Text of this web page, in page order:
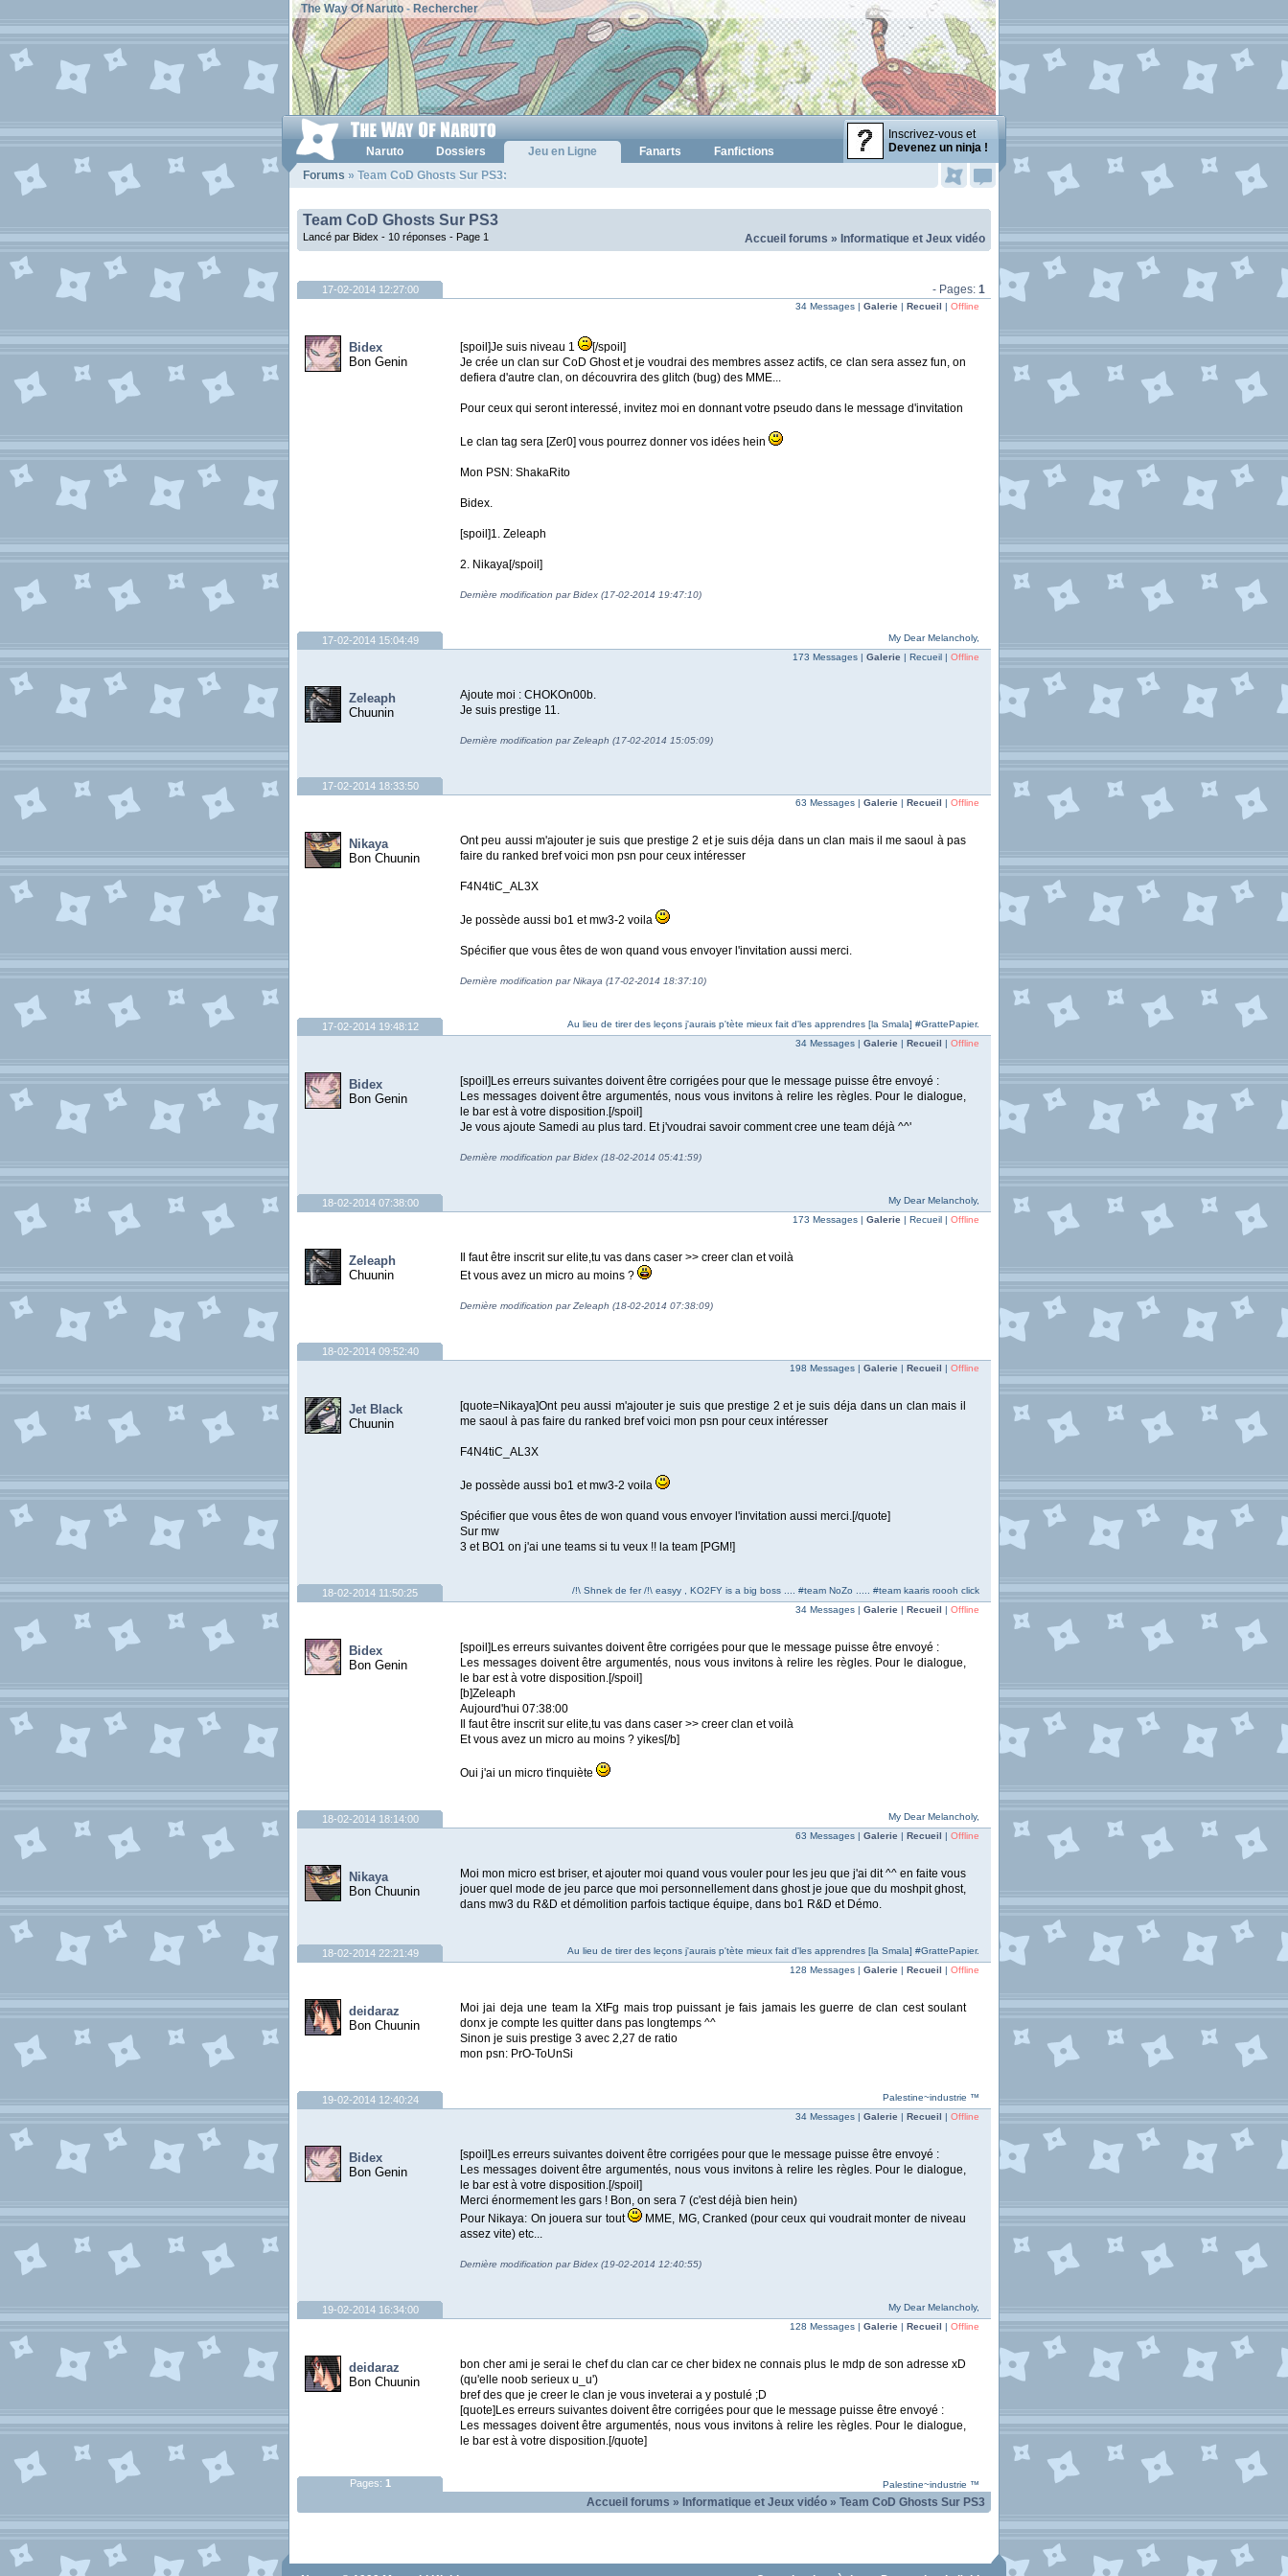
The Way Of Naruto- Rechercher
Inscrivez-vous et
Devenez un ninja !
Naruto Dossiers Jeu en Ligne Fanarts
Fanfictions
Forums » Team CoD Ghosts Sur PS3:
Team CoD Ghosts Sur PS3
Accueil forums » Informatique et Jeux vidéo
Lancé par Bidex - 10 réponses - Page 1
- Pages: 1
17-02-2014 12:27:00
Bidex
Bon Genin
34 Messages | Galerie | Recueil | Offline
[spoil]Je suis niveau 1
[/spoil]
Je crée un clan sur CoD Ghost et je voudrai des membres assez actifs, ce clan sera assez fun, on
defiera d'autre clan, on découvrira des glitch (bug) des MME...
Pour ceux qui seront interessé, invitez moi en donnant votre pseudo dans le message d'invitation
Le clan tag sera [Zer0] vous pourrez donner vos idées hein
Mon PSN: ShakaRito
Bidex.
[spoil]1. Zeleaph
2. Nikaya[/spoil]
Dernière modification par Bidex (17-02-2014 19:47:10)
My Dear Melancholy,
17-02-2014 15:04:49
Zeleaph
Chuunin
173 Messages | Galerie | Recueil | Offline
Ajoute moi : CHOKOn00b.
Je suis prestige 11.
Dernière modification par Zeleaph (17-02-2014 15:05:09)
17-02-2014 18:33:50
Nikaya
Bon Chuunin
63 Messages | Galerie | Recueil | Offline
Ont peu aussi m'ajouter je suis que prestige 2 et je suis déja dans un clan mais il me saoul à pas
faire du ranked bref voici mon psn pour ceux intéresser
F4N4tiC_AL3X
Je possède aussi bo1 et mw3-2 voila
Spécifier que vous êtes de won quand vous envoyer l'invitation aussi merci.
Dernière modification par Nikaya (17-02-2014 18:37:10)
Au lieu de tirer des leçons j'aurais p'tète mieux fait d'les apprendres [la Smala] #GrattePapier.
17-02-2014 19:48:12
Bidex
Bon Genin
34 Messages | Galerie | Recueil | Offline
[spoil]Les erreurs suivantes doivent être corrigées pour que le message puisse être envoyé :
Les messages doivent être argumentés, nous vous invitons à relire les règles. Pour le dialogue,
le bar est à votre disposition.[/spoil]
Je vous ajoute Samedi au plus tard. Et j'voudrai savoir comment cree une team déjà ^^'
Dernière modification par Bidex (18-02-2014 05:41:59)
My Dear Melancholy,
18-02-2014 07:38:00
Zeleaph
Chuunin
173 Messages | Galerie | Recueil | Offline
Il faut être inscrit sur elite,tu vas dans caser >> creer clan et voilà
Et vous avez un micro au moins ?
Dernière modification par Zeleaph (18-02-2014 07:38:09)
18-02-2014 09:52:40
Jet Black
Chuunin
198 Messages | Galerie | Recueil | Offline
[quote=Nikaya]Ont peu aussi m'ajouter je suis que prestige 2 et je suis déja dans un clan mais il
me saoul à pas faire du ranked bref voici mon psn pour ceux intéresser
F4N4tiC_AL3X
Je possède aussi bo1 et mw3-2 voila
Spécifier que vous êtes de won quand vous envoyer l'invitation aussi merci.[/quote]
Sur mw
3 et BO1 on j'ai une teams si tu veux !! la team [PGM!]
/!\ Shnek de fer /!\ easyy , KO2FY is a big boss .... #team NoZo ..... #team kaaris roooh click
18-02-2014 11:50:25
Bidex
Bon Genin
34 Messages | Galerie | Recueil | Offline
[spoil]Les erreurs suivantes doivent être corrigées pour que le message puisse être envoyé :
Les messages doivent être argumentés, nous vous invitons à relire les règles. Pour le dialogue,
le bar est à votre disposition.[/spoil]
[b]Zeleaph
Aujourd'hui 07:38:00
Il faut être inscrit sur elite,tu vas dans caser >> creer clan et voilà
Et vous avez un micro au moins ? yikes[/b]
Oui j'ai un micro t'inquiète
My Dear Melancholy,
18-02-2014 18:14:00
Nikaya
Bon Chuunin
63 Messages | Galerie | Recueil | Offline
Moi mon micro est briser, et ajouter moi quand vous vouler pour les jeu que j'ai dit ^^ en faite vous
jouer quel mode de jeu parce que moi personnellement dans ghost je joue que du moshpit ghost,
dans mw3 du R&D et démolition parfois tactique équipe, dans bo1 R&D et Démo.
Au lieu de tirer des leçons j'aurais p'tète mieux fait d'les apprendres [la Smala] #GrattePapier.
18-02-2014 22:21:49
deidaraz
Bon Chuunin
128 Messages | Galerie | Recueil | Offline
Moi jai deja une team la XtFg mais trop puissant je fais jamais les guerre de clan cest soulant
donx je compte les quitter dans pas longtemps ^^
Sinon je suis prestige 3 avec 2,27 de ratio
mon psn: PrO-ToUnSi
Palestine~industrie ™
19-02-2014 12:40:24
Bidex
Bon Genin
34 Messages | Galerie | Recueil | Offline
[spoil]Les erreurs suivantes doivent être corrigées pour que le message puisse être envoyé :
Les messages doivent être argumentés, nous vous invitons à relire les règles. Pour le dialogue,
le bar est à votre disposition.[/spoil]
Merci énormement les gars ! Bon, on sera 7 (c'est déjà bien hein)
Pour Nikaya: On jouera sur tout
MME, MG, Cranked (pour ceux qui voudrait monter de niveau
assez vite) etc...
Dernière modification par Bidex (19-02-2014 12:40:55)
My Dear Melancholy,
19-02-2014 16:34:00
deidaraz
Bon Chuunin
128 Messages | Galerie | Recueil | Offline
bon cher ami je serai le chef du clan car ce cher bidex ne connais plus le mdp de son adresse xD
(qu'elle noob serieux u_u')
bref des que je creer le clan je vous inveterai a y postulé ;D
[quote]Les erreurs suivantes doivent être corrigées pour que le message puisse être envoyé :
Les messages doivent être argumentés, nous vous invitons à relire les règles. Pour le dialogue,
le bar est à votre disposition.[/quote]
Palestine~industrie ™
Pages: 1
Accueil forums » Informatique et Jeux vidéo » Team CoD Ghosts Sur PS3